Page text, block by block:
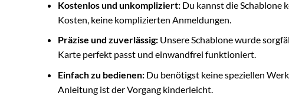
Kostenlos und unkompliziert:Du kannst die Schablone
Kosten, keine komplizierten Anmeldungen.
Präzise und zuverlässig:Unsere Schablone wurde
Karte perfekt passt und einwandfrei funktioniert.
Einfach zu bedienen:Du benötigst keine speziellen
Anleitung ist der Vorgang kinderleicht.